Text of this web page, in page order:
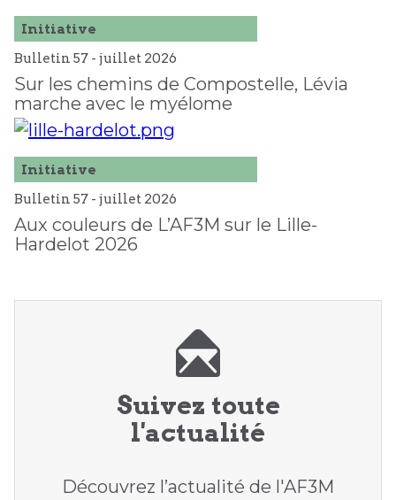
Initiative
Bulletin 57 - juillet 2026
Sur les chemins de Compostelle, Lévia
marche avec le myélome
Initiative
Bulletin 57 - juillet 2026
Aux couleurs de L’AF3M sur le Lille-
Hardelot 2026
Suivez toute
l'actualité
Découvrez l’actualité de l'AF3M